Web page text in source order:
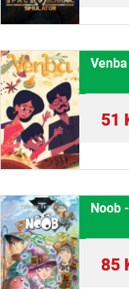
Venba
51
Noob
85